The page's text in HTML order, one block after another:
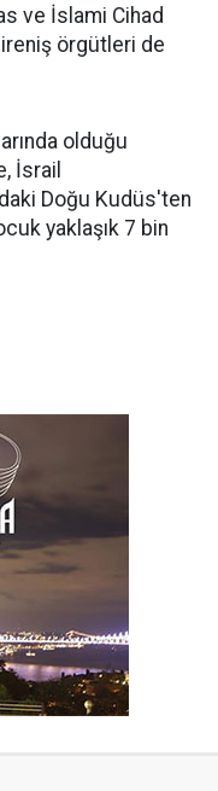
ve İslami Cihad
örgütleri de
olduğu
İsrail
Doğu Kudüs'ten
yaklaşık 7 bin